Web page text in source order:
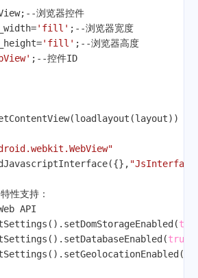
--浏览器控件
'fill' ; --浏览器宽度
'fill' ; --浏览器高度
; --控件ID
性支持：
API
true